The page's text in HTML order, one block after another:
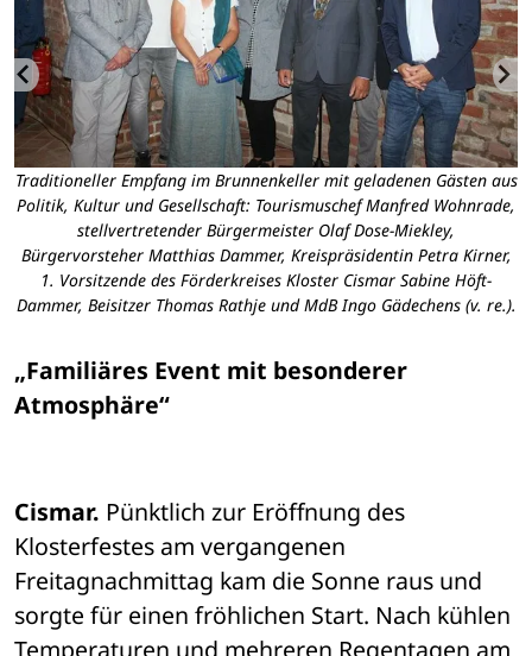
Traditioneller Empfang im Brunnenkeller mit geladenen Gästen aus
Politik, Kultur und Gesellschaft: Tourismuschef Manfred Wohnrade,
stellvertretender Bürgermeister Olaf Dose-Miekley,
Bürgervorsteher Matthias Dammer, Kreispräsidentin Petra Kirner,
1. Vorsitzende des Förderkreises Kloster Cismar Sabine Höft-
Dammer, Beisitzer Thomas Rathje und MdB Ingo Gädechens (v. re.).
„Familiäres Event mit besonderer
Atmosphäre“
Cismar. Pünktlich zur Eröffnung des
Klosterfestes am vergangenen
Freitagnachmittag kam die Sonne raus und
sorgte für einen fröhlichen Start. Nach kühlen
Temperaturen und mehreren Regentagen am